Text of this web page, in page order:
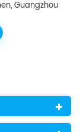
Guangzhou